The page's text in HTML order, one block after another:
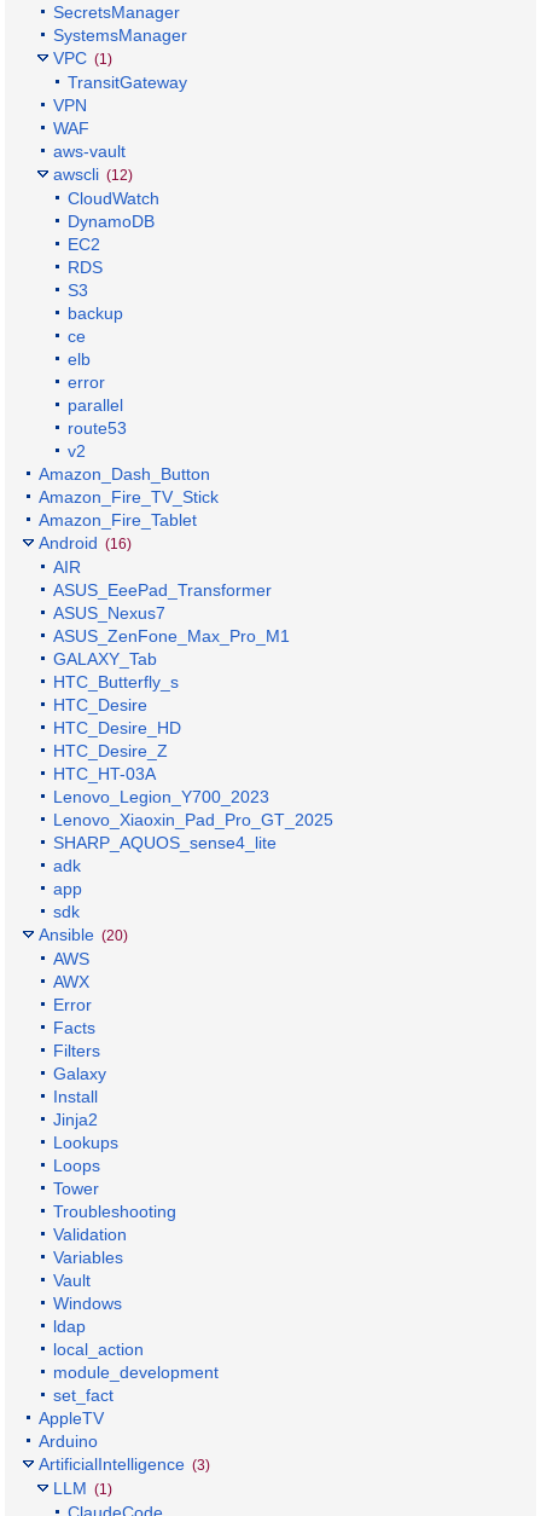
SecretsManager
SystemsManager
VPC (1)
TransitGateway
VPN
WAF
aws-vault
awscli (12)
CloudWatch
DynamoDB
EC2
RDS
S3
backup
ce
elb
error
parallel
route53
v2
Amazon_Dash_Button
Amazon_Fire_TV_Stick
Amazon_Fire_Tablet
Android (16)
AIR
ASUS_EeePad_Transformer
ASUS_Nexus7
ASUS_ZenFone_Max_Pro_M1
GALAXY_Tab
HTC_Butterfly_s
HTC_Desire
HTC_Desire_HD
HTC_Desire_Z
HTC_HT-03A
Lenovo_Legion_Y700_2023
Lenovo_Xiaoxin_Pad_Pro_GT_2025
SHARP_AQUOS_sense4_lite
adk
app
sdk
Ansible (20)
AWS
AWX
Error
Facts
Filters
Galaxy
Install
Jinja2
Lookups
Loops
Tower
Troubleshooting
Validation
Variables
Vault
Windows
ldap
local_action
module_development
set_fact
AppleTV
Arduino
ArtificialIntelligence (3)
LLM (1)
ClaudeCode